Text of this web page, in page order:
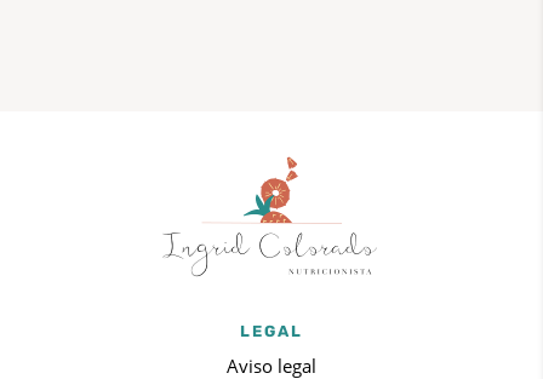
LEGAL
Aviso legal